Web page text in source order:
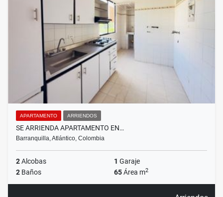
APARTAMENTO ARRIENDOS
SE ARRIENDA APARTAMENTO EN…
Barranquilla, Atlántico, Colombia
2Alcobas 1 Garaje
2 Baños 65Área m2